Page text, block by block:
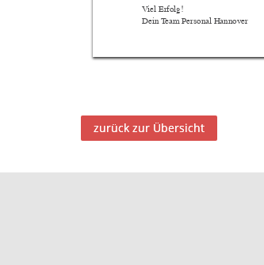
zurück zur Übersicht